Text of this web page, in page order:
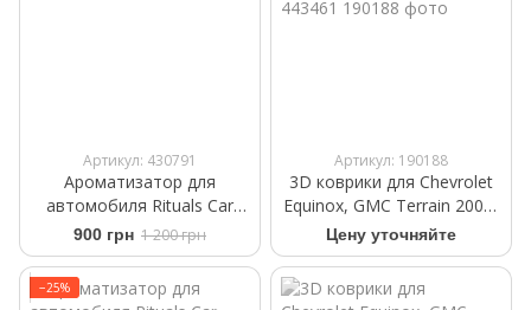
Артикул: 430791
Ароматизатор для
автомобиля Rituals ​Car
Perfume The Rituals Wild Fig
+2 Refills 6 ml
900 грн 1 200 грн
Артикул: 190188
3D коврики для Chevrolet
Equinox, GMC Terrain 2009-
2017 черные передние
WeatherTech 443461
Цену уточняйте
−25%